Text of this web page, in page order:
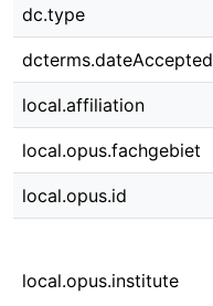
dc.type
dcterms.dateAccepted
local.affiliation
local.opus.fachgebiet
local.opus.id
local.opus.institute